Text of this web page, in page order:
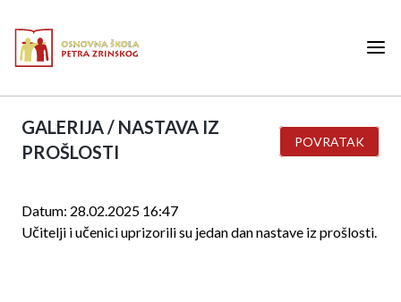
GALERIJA / NASTAVA IZ
PROŠLOSTI
POVRATAK
Datum: 28.02.2025 16:47
Učitelji i učenici uprizorili su jedan dan nastave iz prošlosti.